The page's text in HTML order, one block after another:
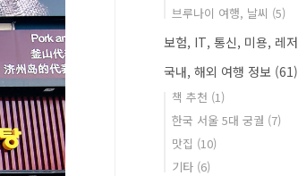
브루나이 여행, 날씨 (5)
보험, IT, 통신, 미용, 레저
국내, 해외 여행 정보 (61)
책 추천 (1)
한국 서울 5대 궁궐 (7)
맛집 (10)
기타 (6)